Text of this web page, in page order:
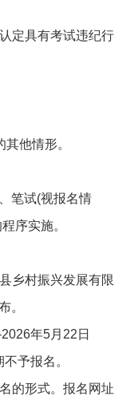
定具有考试违纪行
他情形。
笔试(视报名情
序实施。
乡村振兴发展有限
。
年5月22日
予报名。
的形式。报名网址